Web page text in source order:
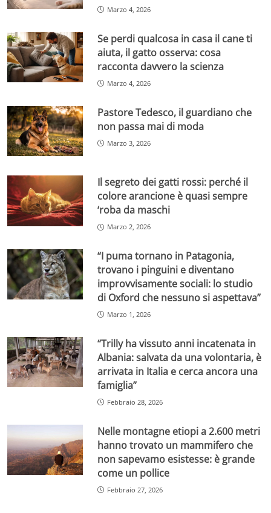
Marzo 4, 2026
Se perdi qualcosa in casa il cane ti
aiuta, il gatto osserva: cosa
racconta davvero la scienza
Marzo 4, 2026
Pastore Tedesco, il guardiano che
non passa mai di moda
Marzo 3, 2026
Il segreto dei gatti rossi: perché il
colore arancione è quasi sempre
‘roba da maschi
Marzo 2, 2026
“I puma tornano in Patagonia,
trovano i pinguini e diventano
improvvisamente sociali: lo studio
di Oxford che nessuno si aspettava”
Marzo 1, 2026
“Trilly ha vissuto anni incatenata in
Albania: salvata da una volontaria, è
arrivata in Italia e cerca ancora una
famiglia”
Febbraio 28, 2026
Nelle montagne etiopi a 2.600 metri
hanno trovato un mammifero che
non sapevamo esistesse: è grande
come un pollice
Febbraio 27, 2026